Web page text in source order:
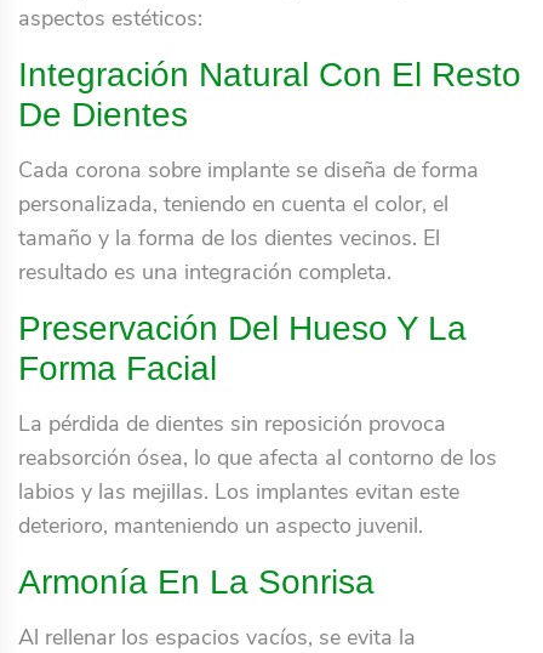
aspectos estéticos:
Integración Natural Con El Resto
De Dientes
Cada corona sobre implante se diseña de forma
personalizada, teniendo en cuenta el color, el
tamaño y la forma de los dientes vecinos. El
resultado es una integración completa.
Preservación Del Hueso Y La
Forma Facial
La pérdida de dientes sin reposición provoca
reabsorción ósea, lo que afecta al contorno de los
labios y las mejillas. Los implantes evitan este
deterioro, manteniendo un aspecto juvenil.
Armonía En La Sonrisa
Al rellenar los espacios vacíos, se evita la